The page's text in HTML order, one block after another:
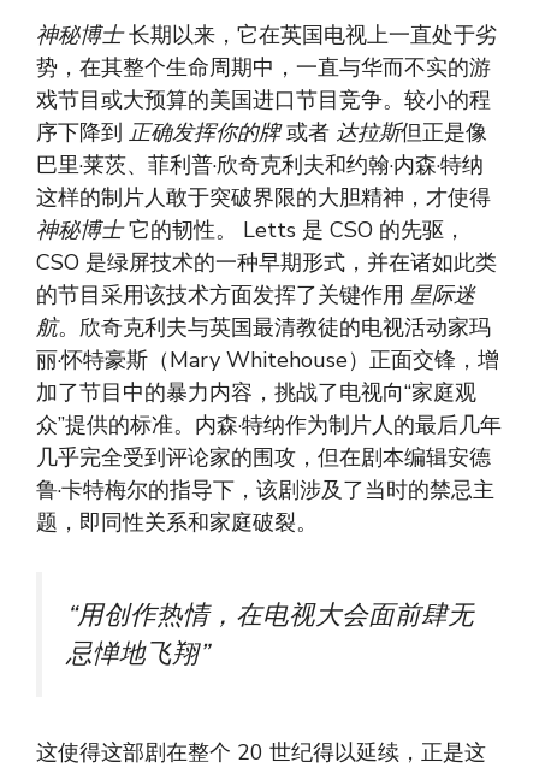
神秘博士长期以来，它在英国电视上一直处于劣
势，在其整个生命周期中，一直与华而不实的游
戏节目或大预算的美国进口节目竞争。较小的程
序下降到 正确发挥你的牌或者 达拉斯但正是像
巴里·莱茨、菲利普·欣奇克利夫和约翰·内森·特纳
这样的制片人敢于突破界限的大胆精神，才使得
神秘博士它的韧性。 Letts 是 CSO 的先驱，
CSO 是绿屏技术的一种早期形式，并在诸如此类
的节目采用该技术方面发挥了关键作用 星际迷
航。欣奇克利夫与英国最清教徒的电视活动家玛
丽·怀特豪斯（Mary Whitehouse）正面交锋，增
加了节目中的暴力内容，挑战了电视向“家庭观
众”提供的标准。内森·特纳作为制片人的最后几年
几乎完全受到评论家的围攻，但在剧本编辑安德
鲁·卡特梅尔的指导下，该剧涉及了当时的禁忌主
题，即同性关系和家庭破裂。
“用创作热情，在电视大会面前肆无
忌惮地飞翔”
这使得这部剧在整个 20 世纪得以延续，正是这